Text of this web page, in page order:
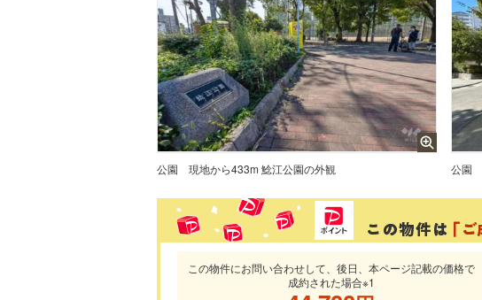
公園 現地から433m 鯰江公園の外観 公園
この物件にお問い合わせして、後日、本ページ記載の価格で
成約された場合※1